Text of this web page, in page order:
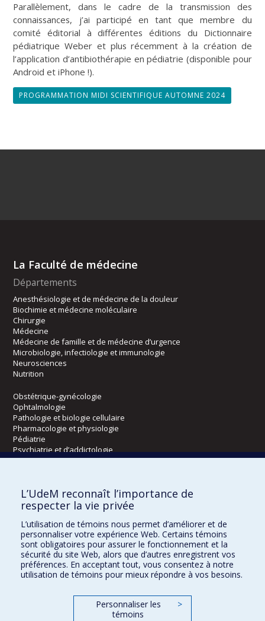
Parallèlement, dans le cadre de la transmission des
connaissances, j’ai participé en tant que membre du
comité éditorial à différentes éditions du Dictionnaire
pédiatrique Weber et plus récemment à la création de
l’application d’antibiothérapie en pédiatrie (disponible pour
Android et iPhone !).
PROGRAMMATION MIDI SCIENTIFIQUE AUTOMNE 2024
La Faculté de médecine
Départements
Anesthésiologie et de médecine de la douleur
Biochimie et médecine moléculaire
Chirurgie
Médecine
Médecine de famille et de médecine d’urgence
Microbiologie, infectiologie et immunologie
Neurosciences
Nutrition
Obstétrique-gynécologie
Ophtalmologie
Pathologie et biologie cellulaire
Pharmacologie et physiologie
Pédiatrie
Psychiatrie et d’addictologie
Radiologie, radio-oncologie et médecine nucléaire
Écoles
Orthophonie et audiologie
Réadaptation
Directions
L’UdeM reconnaît l’importance de
respecter la vie privée
L’utilisation de témoins nous permet d’améliorer et de
personnaliser votre expérience Web. Certains témoins
sont obligatoires pour assurer le fonctionnement et la
sécurité du site Web, alors que d’autres enregistrent vos
préférences. En acceptant tout, vous consentez à notre
utilisation de témoins pour mieux répondre à vos besoins.
Personnaliser les
témoins
>